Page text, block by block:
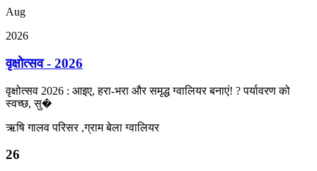
Aug
2026
वृक्षोत्सव - 2026
वृक्षोत्सव 2026 : आइए, हरा-भरा और समृद्ध ग्वालियर बनाएं! ? पर्यावरण को
स्वच्छ, सु�
ऋषि गालव परिसर ,ग्राम बेला ग्वालियर
26